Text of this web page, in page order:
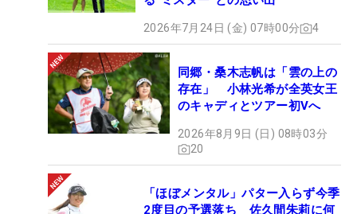
2026年7月24日 (金) 07時00分 4
同郷・桑木志帆は「雲の上の
存在」 小林光希が全英女王
のキャディとツアー初Vへ
2026年8月9日 (日) 08時03分
20
「ほぼメンタル」パター入らず今季
2度目の予選落ち 佐久間朱莉に何